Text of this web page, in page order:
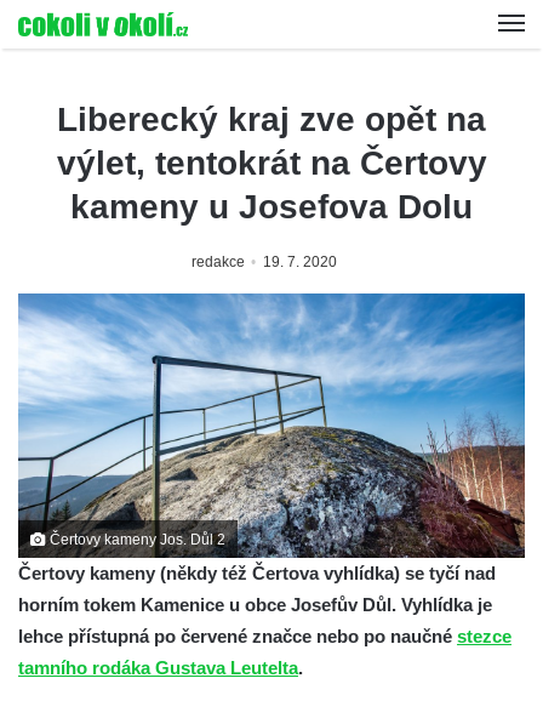
Liberecký kraj zve opět na
výlet, tentokrát na Čertovy
kameny u Josefova Dolu
redakce 19. 7. 2020
Čertovy kameny Jos. Důl 2
Čertovy kameny (někdy též Čertova vyhlídka) se tyčí nad
horním tokem Kamenice u obce Josefův Důl. Vyhlídka je
lehce přístupná po červené značce nebo po naučné stezce
tamního rodáka Gustava Leutelta.